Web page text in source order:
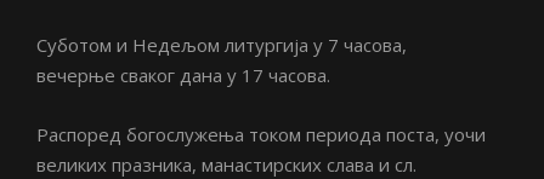
Суботом и Недељом литургија у 7 часова,
вечерње сваког дана у 17 часова.
Распоред богослужења током периода поста, уочи
великих празника, манастирских слава и сл.